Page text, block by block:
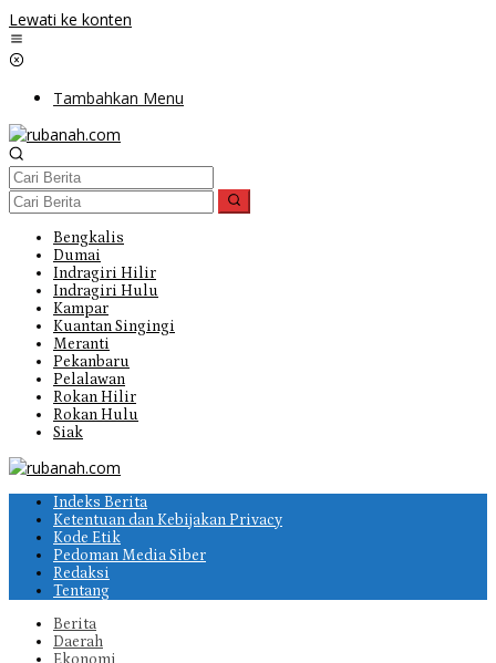
Lewati ke konten
Tambahkan Menu
Bengkalis
Dumai
Indragiri Hilir
Indragiri Hulu
Kampar
Kuantan Singingi
Meranti
Pekanbaru
Pelalawan
Rokan Hilir
Rokan Hulu
Siak
Indeks Berita
Ketentuan dan Kebijakan Privacy
Kode Etik
Pedoman Media Siber
Redaksi
Tentang
Berita
Daerah